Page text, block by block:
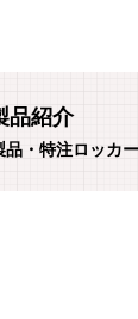
品紹介
・特注ロッカ